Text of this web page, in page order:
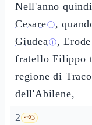
Nell'anno
Cesareⓘ,
Giudeaⓘ,
fratello Filippo
regione di
dell'Abilene,
2 🗝️3